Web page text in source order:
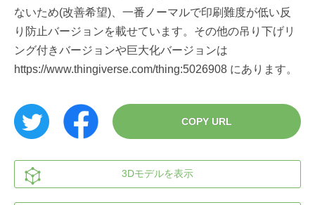
ないため(改善希望)、一番ノーマルで印刷難度が低い反
り防止バージョンを載せています。その他の吊り下げリ
ング付きバージョンや巨大化バージョンは
https://www.thingiverse.com/thing:5026908 にあります。
COPY URL
3Dモデルを表示